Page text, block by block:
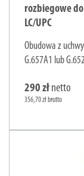
rozbiegowe do
LC/UPC
Obudowa z
G.657A1 lub
290 zł netto
356,70 zł brutto